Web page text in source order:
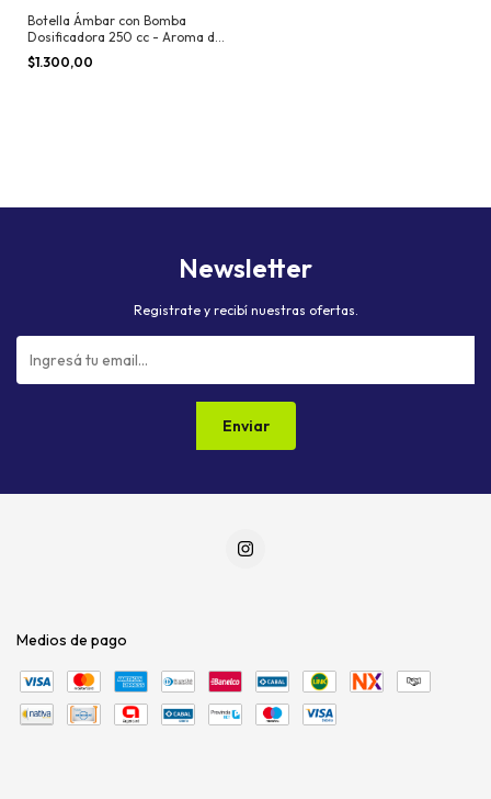
Botella Ámbar con Bomba
Dosificadora 250 cc - Aroma de
Hogar
$1.300,00
Newsletter
Registrate y recibí nuestras ofertas.
Medios de pago